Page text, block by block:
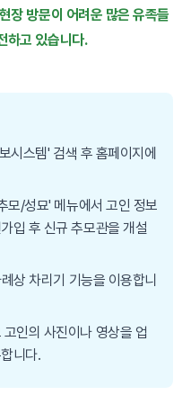
장 방문이 어려운 많은 유족들
하고 있습니다.
시스템' 검색 후 홈페이지에
모/성묘' 메뉴에서 고인 정보
입 후 신규 추모관을 개설
상 차리기 기능을 이용합니
인의 사진이나 영상을 업
니다.